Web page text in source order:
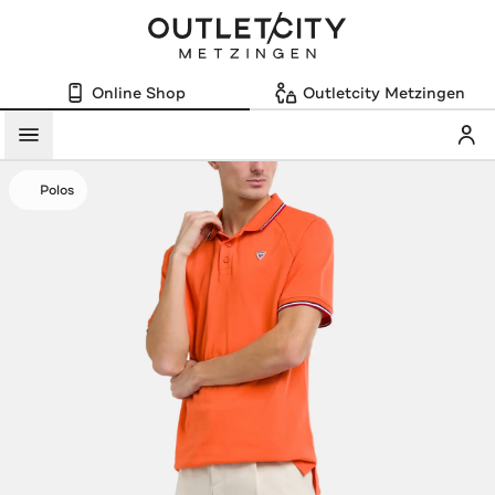
Online Shop Outletcity Metzingen
Menü
Polos